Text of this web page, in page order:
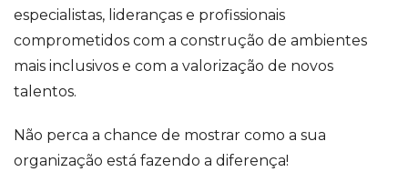
especialistas, lideranças e profissionais
comprometidos com a construção de ambientes
mais inclusivos e com a valorização de novos
talentos.
Não perca a chance de mostrar como a sua
organização está fazendo a diferença!